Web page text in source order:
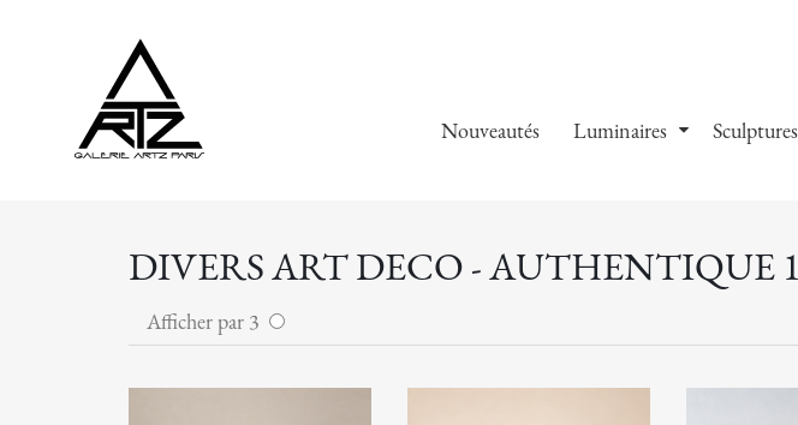
Nouveautés Luminaires Sculptures
DIVERS ART DECO - AUTHENTIQUE
Afficher par 3